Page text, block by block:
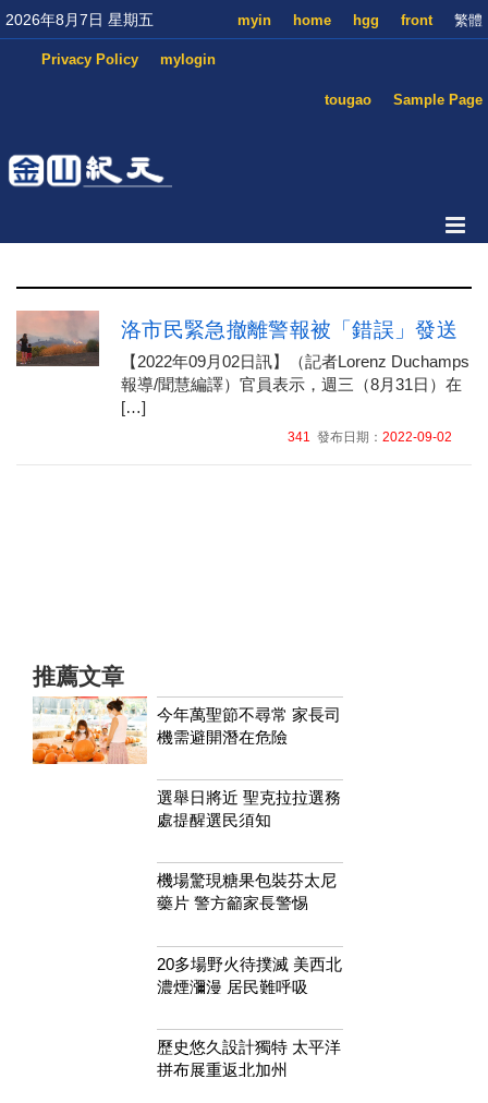
2026年8月7日 星期五 繁體
front
hgg
home
myin
mylogin
Privacy Policy
Sample Page
tougao
洛市民緊急撤離警報被「錯誤」發送
【2022年09月02日訊】（記者Lorenz Duchamps
報導/聞慧編譯）官員表示，週三（8月31日）在
[…]
341 發布日期： 2022-09-02
推薦文章
今年萬聖節不尋常 家長司
機需避開潛在危險
選舉日將近 聖克拉拉選務
處提醒選民須知
機場驚現糖果包裝芬太尼
藥片 警方籲家長警惕
20多場野火待撲滅 美西北
濃煙瀰漫 居民難呼吸
歷史悠久設計獨特 太平洋
拼布展重返北加州